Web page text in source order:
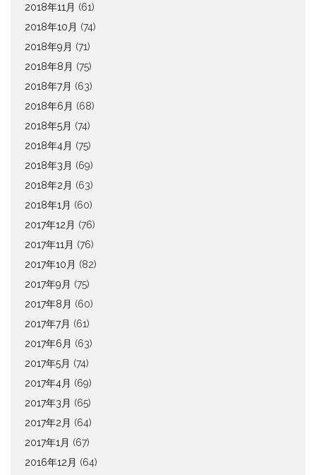
2018年11月 (61)
2018年10月 (74)
2018年9月 (71)
2018年8月 (75)
2018年7月 (63)
2018年6月 (68)
2018年5月 (74)
2018年4月 (75)
2018年3月 (69)
2018年2月 (63)
2018年1月 (60)
2017年12月 (76)
2017年11月 (76)
2017年10月 (82)
2017年9月 (75)
2017年8月 (60)
2017年7月 (61)
2017年6月 (63)
2017年5月 (74)
2017年4月 (69)
2017年3月 (65)
2017年2月 (64)
2017年1月 (67)
2016年12月 (64)